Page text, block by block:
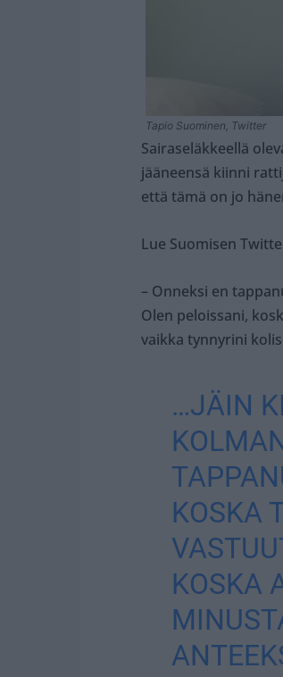
Tapio Suominen, Twitter
Sairaseläkkeellä
jääneensä kiinni
että tämä on jo
Lue Suomisen
– Onneksi en
Olen peloissani,
vaikka tynnyrini
…JÄIN
KOSKA
KOSKA